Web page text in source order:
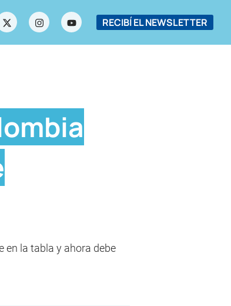
RECIBÍ EL NEWSLETTER
en la tabla y ahora debe